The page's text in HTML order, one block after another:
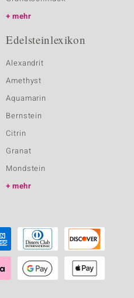
mehr
Edelsteinlexikon
Alexandrit
Amethyst
Aquamarin
Bernstein
Citrin
Granat
Mondstein
mehr